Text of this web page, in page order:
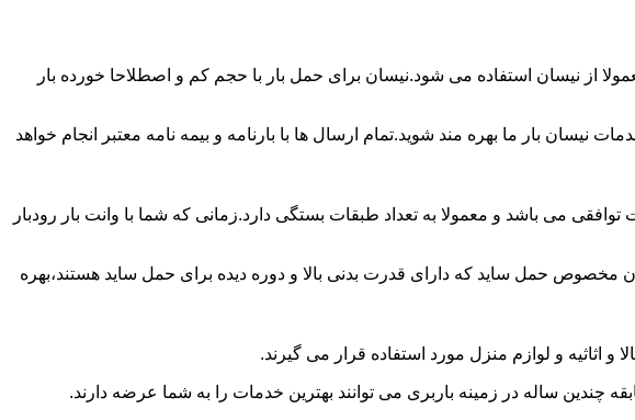
بار با نیسان در نیسان بار رودبار بار همه روزه انجام می شود.برای حمل و جابجایی بار با تناژ زیر 2 تن معمولا از نیسان استفاده می شود.نیسان برای حمل بار با حجم کم و اصطلاحا خورده بار
نیسان بار ما بهره مند شوید.تمام ارسال ها با بارنامه و بیمه نامه معتبر انجام خواهد
می باشد و معمولا به تعداد طبقات بستگی دارد.زمانی که شما با وانت بار رودبار
حمل ساید که دارای قدرت بدنی بالا و دوره دیده برای حمل ساید هستند،بهره
اثاثیه و لوازم منزل مورد استفاده قرار می گیرند.
چندین ساله در زمینه باربری می توانند بهترین خدمات را به شما عرضه دارند.